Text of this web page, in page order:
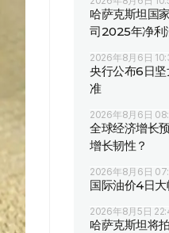
哈萨克斯坦国
司2025年净利
2026年8月6日
央行公布6日
准
2026年8月6日
全球经济增长
增长韧性？
2026年8月6日
国际油价4日
2026年8月5日
哈萨克斯坦将